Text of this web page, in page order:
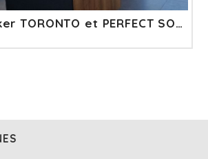
Cuisine Häcker TORONTO et PERFECT SOFT